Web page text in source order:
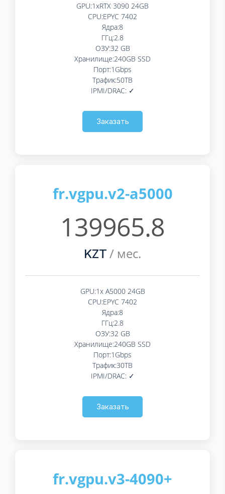
GPU:1xRTX 3090 24GB
CPU:EPYC 7402
Ядра:8
ГГц:2.8
ОЗУ:32 GB
Хранилище:240GB SSD
Порт:1Gbps
Трафик:50TB
IPMI/DRAC: ✓
Заказать
fr.vgpu.v2-a5000
139965.8
KZT / мес.
GPU:1x A5000 24GB
CPU:EPYC 7402
Ядра:8
ГГц:2.8
ОЗУ:32 GB
Хранилище:240GB SSD
Порт:1Gbps
Трафик:30TB
IPMI/DRAC: ✓
Заказать
fr.vgpu.v3-4090+